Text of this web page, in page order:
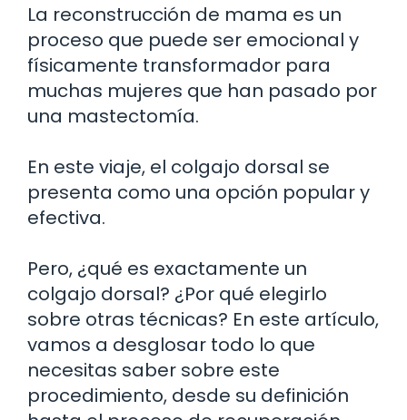
La reconstrucción de mama es un
proceso que puede ser emocional y
físicamente transformador para
muchas mujeres que han pasado por
una mastectomía.
En este viaje, el colgajo dorsal se
presenta como una opción popular y
efectiva.
Pero, ¿qué es exactamente un
colgajo dorsal? ¿Por qué elegirlo
sobre otras técnicas? En este artículo,
vamos a desglosar todo lo que
necesitas saber sobre este
procedimiento, desde su definición